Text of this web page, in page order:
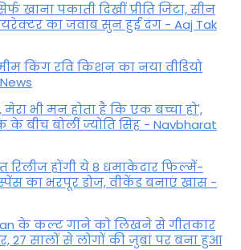
खाना पकाती दिखीं प्रीति जिंटा, सीन
का जवाब सुन हुईं दंग - Aaj Tak
किंग रवि किशन का नया वीडियो
भी मन होता है कि एक बच्चा हो',
बीच बोलीं ज्योति सिंह - Navbharat
रिलीज होंगी ये 8 धमाकेदार फिल्में-
का भरपूर डोज, वीकेंड बनाएं खास -
के कल्ट गाने को लिखने से गीतकार
27 सालों से लोगों की जुबां पर बना हुआ